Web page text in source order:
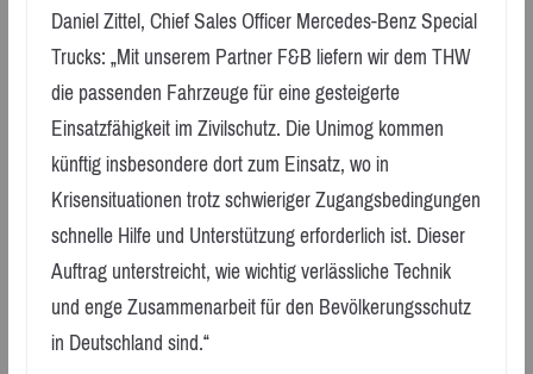
Daniel Zittel, Chief Sales Officer Mercedes-Benz Special
Trucks: „Mit unserem Partner F&B liefern wir dem THW
die passenden Fahrzeuge für eine gesteigerte
Einsatzfähigkeit im Zivilschutz. Die Unimog kommen
künftig insbesondere dort zum Einsatz, wo in
Krisensituationen trotz schwieriger Zugangsbedingungen
schnelle Hilfe und Unterstützung erforderlich ist. Dieser
Auftrag unterstreicht, wie wichtig verlässliche Technik
und enge Zusammenarbeit für den Bevölkerungsschutz
in Deutschland sind.“